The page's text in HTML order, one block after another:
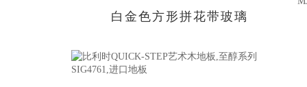
白金色方形拼花带玻璃